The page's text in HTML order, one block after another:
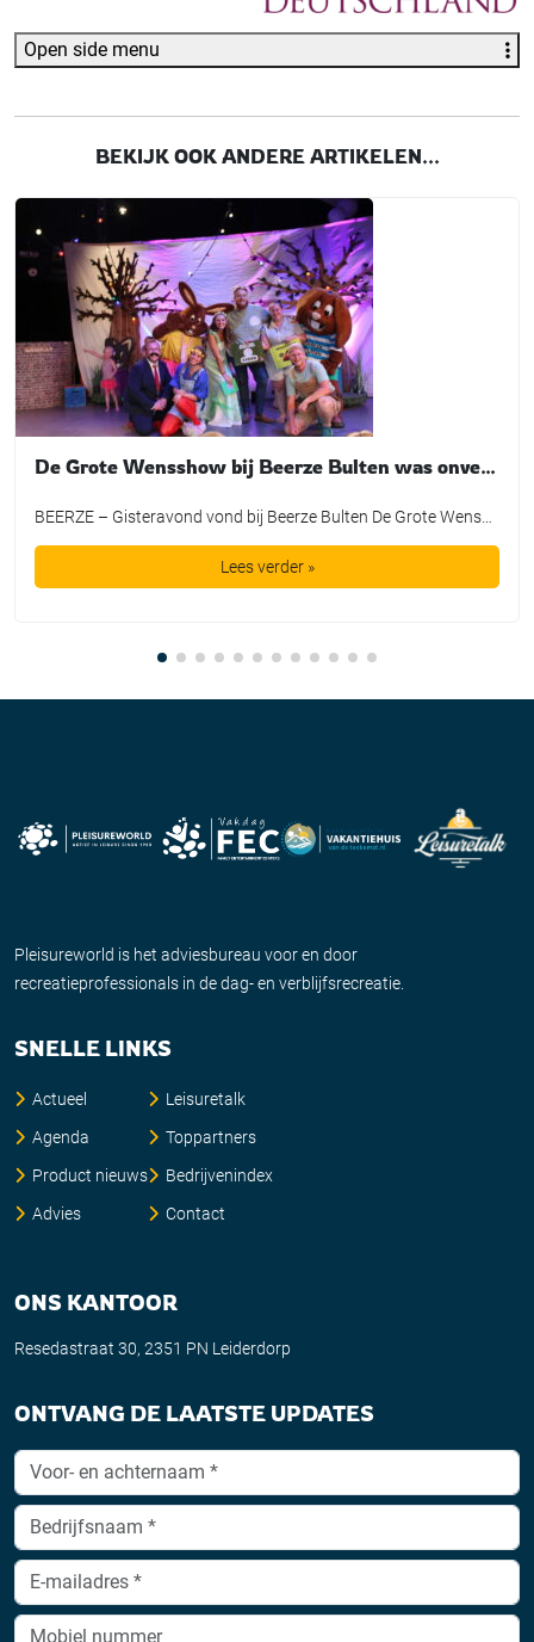
Open side menu
BEKIJK OOK ANDERE ARTIKELEN...
De Grote Wensshow bij Beerze Bulten was onvergetelijk
Lees verder »
Pleisureworld is het adviesbureau voor en door
recreatieprofessionals in de dag- en verblijfsrecreatie.
SNELLE LINKS
Actueel
Agenda
Product nieuws
Advies
Leisuretalk
Toppartners
Bedrijvenindex
Contact
ONS KANTOOR
Resedastraat 30, 2351 PN Leiderdorp
ONTVANG DE LAATSTE UPDATES